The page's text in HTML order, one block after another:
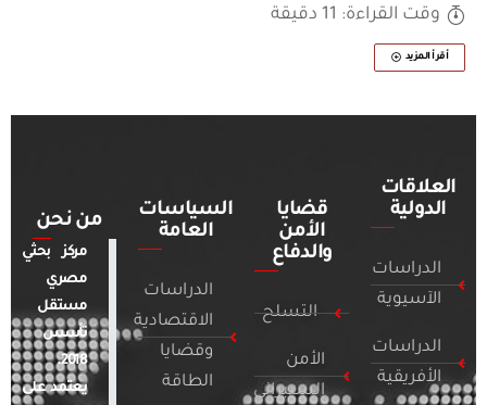
وقت القراءة: 11 دقيقة
أقرأ المزيد
العلاقات
الدولية
الدراسات
الآسيوية
الدراسات
الأفريقية
قضايا
الأمن
والدفاع
التسلح
الأمن
السيبراني
السياسات
العامة
الدراسات
الاقتصادية
وقضايا
الطاقة
من نحن
مركز بحثي
مصري
مستقل
تأسس
2018.
يعتمد على